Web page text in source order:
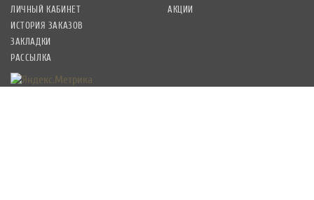
ЛИЧНЫЙ КАБИНЕТ
ИСТОРИЯ ЗАКАЗОВ
ЗАКЛАДКИ
РАССЫЛКА
АКЦИИ